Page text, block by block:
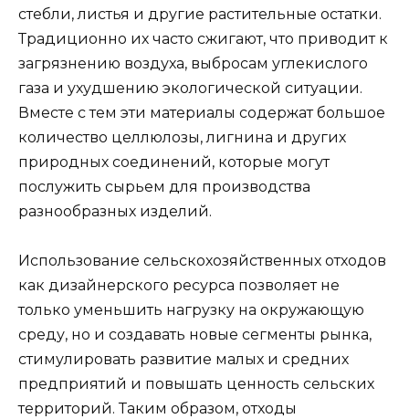
стебли, листья и другие растительные остатки.
Традиционно их часто сжигают, что приводит к
загрязнению воздуха, выбросам углекислого
газа и ухудшению экологической ситуации.
Вместе с тем эти материалы содержат большое
количество целлюлозы, лигнина и других
природных соединений, которые могут
послужить сырьем для производства
разнообразных изделий.
Использование сельскохозяйственных отходов
как дизайнерского ресурса позволяет не
только уменьшить нагрузку на окружающую
среду, но и создавать новые сегменты рынка,
стимулировать развитие малых и средних
предприятий и повышать ценность сельских
территорий. Таким образом, отходы